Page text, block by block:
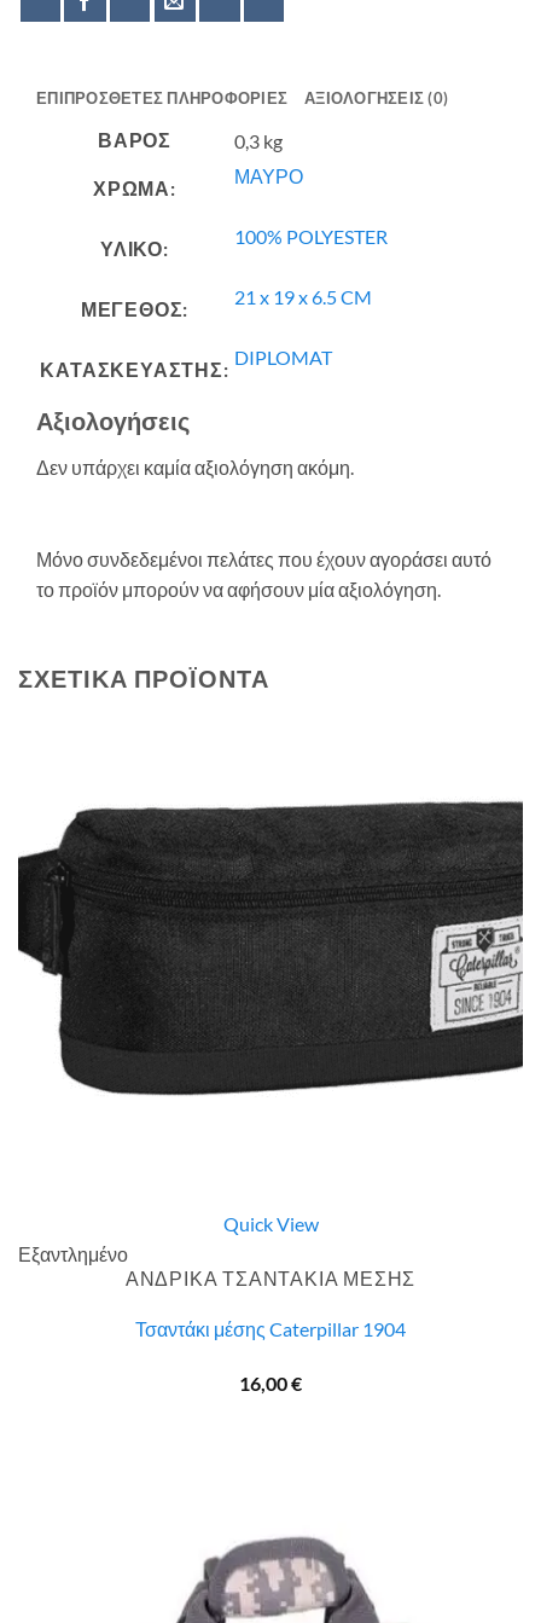
ΕΠΙΠΡΌΣΘΕΤΕΣ ΠΛΗΡΟΦΟΡΊΕΣ ΑΞΙΟΛΟΓΉΣΕΙΣ (0)
ΒΆΡΟΣ 0,3 kg
ΧΡΩΜΑ:
ΜΑΥΡΟ
ΥΛΙΚΟ:
100% POLYESTER
ΜΕΓΕΘΟΣ:
21 x 19 x 6.5 CM
ΚΑΤΑΣΚΕΥΑΣΤΗΣ:
DIPLOMAT
Αξιολογήσεις
Δεν υπάρχει καμία αξιολόγηση ακόμη.
Μόνο συνδεδεμένοι πελάτες που έχουν αγοράσει αυτό
το προϊόν μπορούν να αφήσουν μία αξιολόγηση.
ΣΧΕΤΙΚΆ ΠΡΟΪΌΝΤΑ
Quick View
Εξαντλημένο
ΑΝΔΡΙΚΑ ΤΣΑΝΤΑΚΙΑ ΜΕΣΗΣ
Τσαντάκι μέσης Caterpillar 1904
16,00€